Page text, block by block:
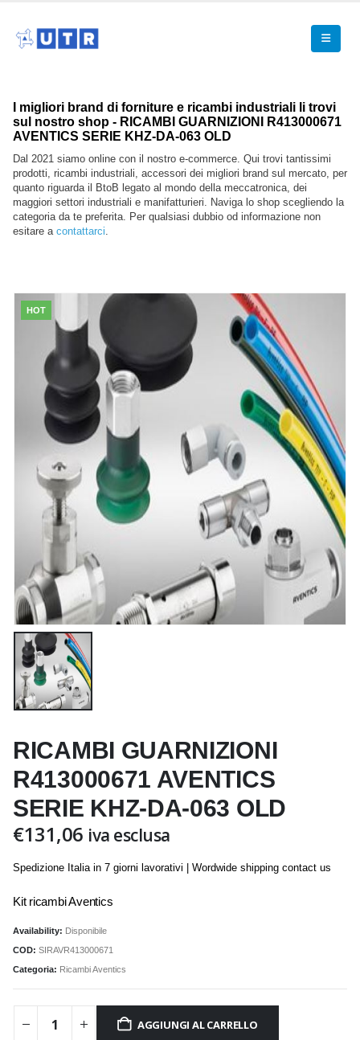
I migliori brand di forniture e ricambi industriali li trovi
sul nostro shop - RICAMBI GUARNIZIONI R413000671
AVENTICS SERIE KHZ-DA-063 OLD
Dal 2021 siamo online con il nostro e-commerce. Qui trovi tantissimi
prodotti, ricambi industriali, accessori dei migliori brand sul mercato, per
quanto riguarda il BtoB legato al mondo della meccatronica, dei
maggiori settori industriali e manifatturieri. Naviga lo shop scegliendo la
categoria da te preferita. Per qualsiasi dubbio od informazione non
esitare a contattarci.
HOT
RICAMBI GUARNIZIONI
R413000671 AVENTICS
SERIE KHZ-DA-063 OLD
€131,06 iva esclusa
Spedizione Italia in 7 giorni lavorativi | Wordwide shipping contact us
Kit ricambi Aventics
Availability: Disponibile
COD: SIRAVR413000671
Categoria: Ricambi Aventics
AGGIUNGI AL CARRELLO